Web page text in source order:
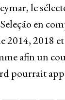
le
en
2014, 2018
afin un
pourrait